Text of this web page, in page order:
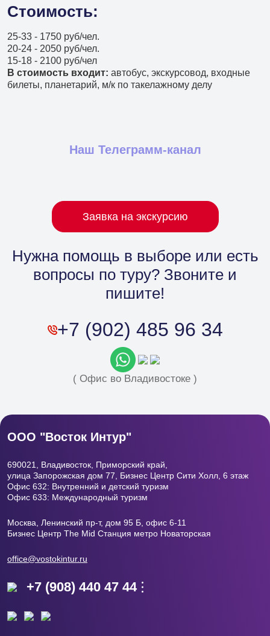
+7 (966) 286 54 19
+7 (966) 272 14 20
Туры в КНДР
Ежедневные экскурсии
+7 (902) 556 45 56
Авиакасса
+7 (495) 969 45 67
Филиал в Москве
Стоимость:
25-33 - 1750 руб/чел.
20-24 - 2050 руб/чел.
15-18 - 2100 руб/чел
В стоимость входит: автобус, экскурсовод, входные
билеты, планетарий, м/к по такелажному делу
Наш Телеграмм-канал
Заявка на экскурсию
Нужна помощь в выборе или есть
вопросы по туру? Звоните и
пишите!
+7 (902) 485 96 34
( Офис во Владивостоке )
ООО "Восток Интур"
690021, Владивосток, Приморский край,
улица Запорожская дом 77, Бизнес Центр Сити Холл, 6 этаж
Офис 632: Внутренний и детский туризм
Офис 633: Международный туризм
Москва, Ленинский пр-т, дом 95 Б, офис 6-11
Бизнес Центр The Mid Станция метро Новаторская
office@vostokintur.ru
+7 (908) 440 47 44